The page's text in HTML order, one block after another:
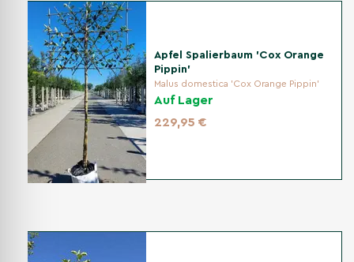
Apfel Spalierbaum 'Cox Orange
Pippin'
Malus domestica 'Cox Orange Pippin'
Auf Lager
229,95 €